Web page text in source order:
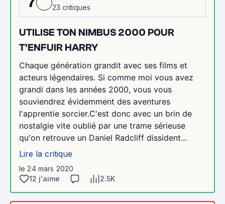
23 critiques
UTILISE TON NIMBUS 2000 POUR
T'ENFUIR HARRY
Chaque génération grandit avec ses films et
acteurs légendaires. Si comme moi vous avez
grandi dans les années 2000, vous vous
souviendrez évidemment des aventures
l'apprentie sorcier.C'est donc avec un brin de
nostalgie vite oublié par une trame sérieuse
qu'on retrouve un Daniel Radcliff dissident...
Lire la critique
le 24 mars 2020
12 j'aime
2.5K